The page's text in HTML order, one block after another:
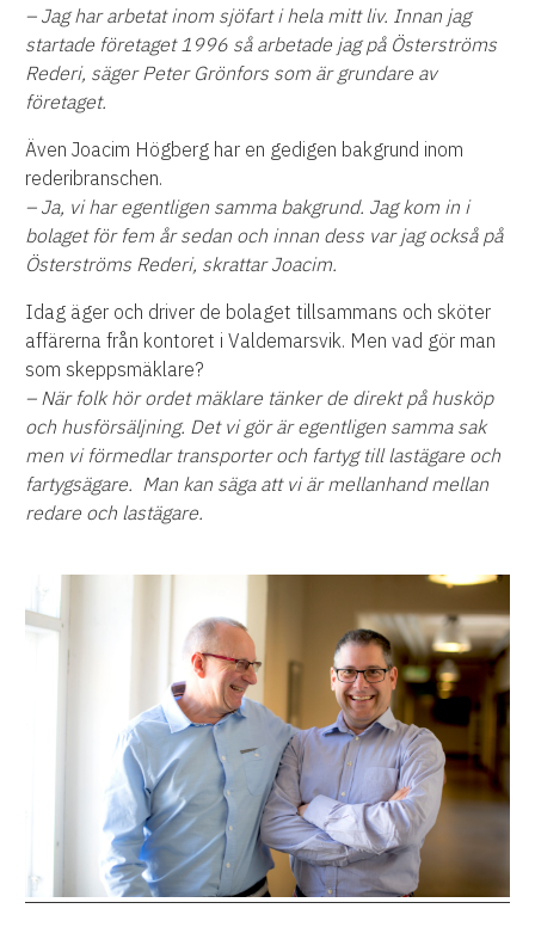
– Jag har arbetat inom sjöfart i hela mitt liv. Innan jag
startade företaget 1996 så arbetade jag på Österströms
Rederi, säger Peter Grönfors som är grundare av
företaget.
Även Joacim Högberg har en gedigen bakgrund inom
rederibranschen.
– Ja, vi har egentligen samma bakgrund. Jag kom in i
bolaget för fem år sedan och innan dess var jag också på
Österströms Rederi, skrattar Joacim.
Idag äger och driver de bolaget tillsammans och sköter
affärerna från kontoret i Valdemarsvik. Men vad gör man
som skeppsmäklare?
– När folk hör ordet mäklare tänker de direkt på husköp
och husförsäljning. Det vi gör är egentligen samma sak
men vi förmedlar transporter och fartyg till lastägare och
fartygsägare. Man kan säga att vi är mellanhand mellan
redare och lastägare.